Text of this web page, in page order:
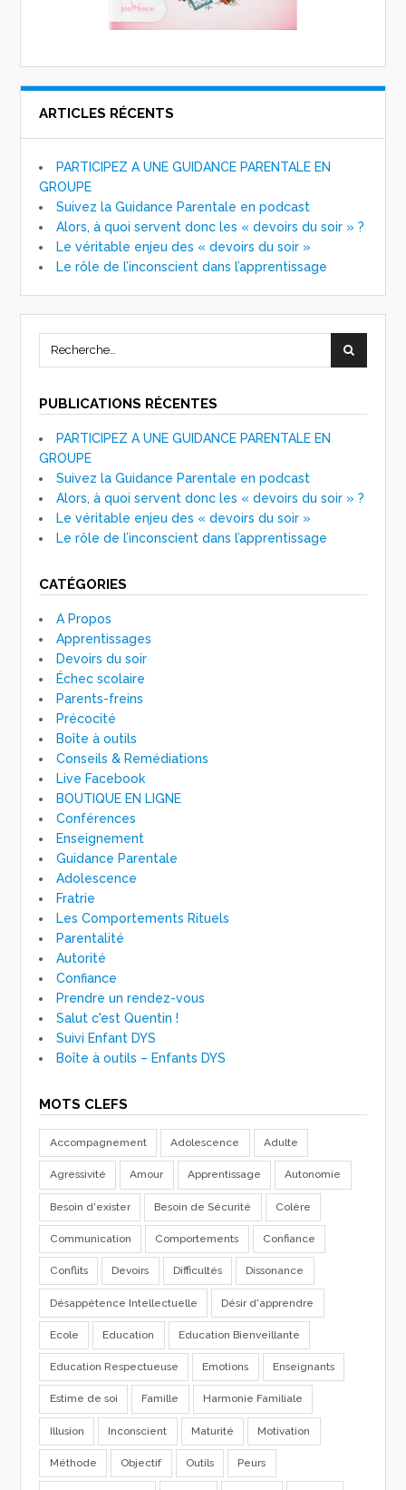
ARTICLES RÉCENTS
PARTICIPEZ A UNE GUIDANCE PARENTALE EN
GROUPE
Suivez la Guidance Parentale en podcast
Alors, à quoi servent donc les « devoirs du soir » ?
Le véritable enjeu des « devoirs du soir »
Le rôle de l’inconscient dans l’apprentissage
PUBLICATIONS RÉCENTES
PARTICIPEZ A UNE GUIDANCE PARENTALE EN
GROUPE
Suivez la Guidance Parentale en podcast
Alors, à quoi servent donc les « devoirs du soir » ?
Le véritable enjeu des « devoirs du soir »
Le rôle de l’inconscient dans l’apprentissage
CATÉGORIES
A Propos
Apprentissages
Devoirs du soir
Échec scolaire
Parents-freins
Précocité
Boîte à outils
Conseils & Remédiations
Live Facebook
BOUTIQUE EN LIGNE
Conférences
Enseignement
Guidance Parentale
Adolescence
Fratrie
Les Comportements Rituels
Parentalité
Autorité
Confiance
Prendre un rendez-vous
Salut c'est Quentin !
Suivi Enfant DYS
Boîte à outils – Enfants DYS
MOTS CLEFS
Accompagnement Adolescence Adulte
Agressivité Amour Apprentissage Autonomie
Besoin d'exister Besoin de Sécurité Colère
Communication Comportements Confiance
Conflits Devoirs Difficultés Dissonance
Désappétence Intellectuelle Désir d'apprendre
Ecole Education Education Bienveillante
Education Respectueuse Emotions Enseignants
Estime de soi Famille Harmonie Familiale
Illusion Inconscient Maturité Motivation
Méthode Objectif Outils Peurs